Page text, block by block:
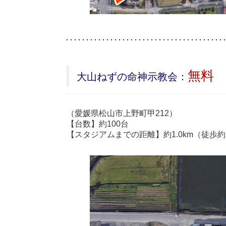
大山ねずの命神示教会： 無料
（愛媛県松山市上野町甲212）
【台数】約100台
【スタジアムまでの距離】約1.0km（徒歩